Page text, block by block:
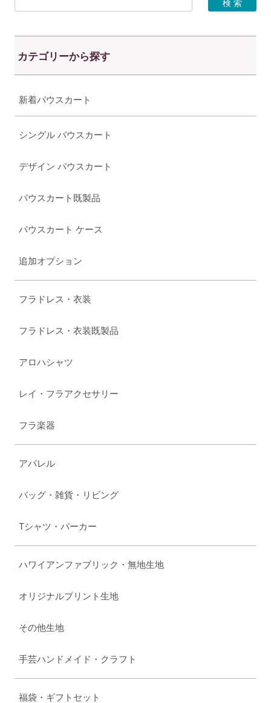
カテゴリーから探す
新着パウスカート
シングル パウスカート
デザイン パウスカート
パウスカート既製品
パウスカート ケース
追加オプション
フラドレス・衣装
フラドレス・衣装既製品
アロハシャツ
レイ・フラアクセサリー
フラ楽器
アパレル
バッグ・雑貨・リビング
Tシャツ・パーカー
ハワイアンファブリック・無地生地
オリジナルプリント生地
その他生地
手芸ハンドメイド・クラフト
福袋・ギフトセット